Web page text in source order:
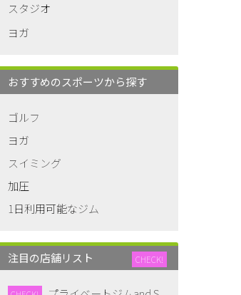
スタジオ
ヨガ
おすすめのスポーツから探す
ゴルフ
ヨガ
スイミング
加圧
1日利用可能なジム
注目の店舗リスト CHECK!